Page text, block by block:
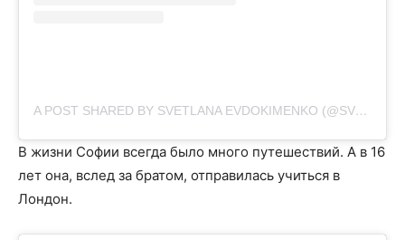
A POST SHARED BY SVETLANA EVDOKIMENKO (@SVETIKA)
В жизни Софии всегда было много путешествий. А в 16
лет она, вслед за братом, отправилась учиться в
Лондон.